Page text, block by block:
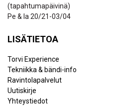
(tapahtumapäivinä)
Pe & la 20/21-03/04
LISÄTIETOA
Torvi Experience
Tekniikka & bändi-info
Ravintolapalvelut
Uutiskirje
Yhteystiedot